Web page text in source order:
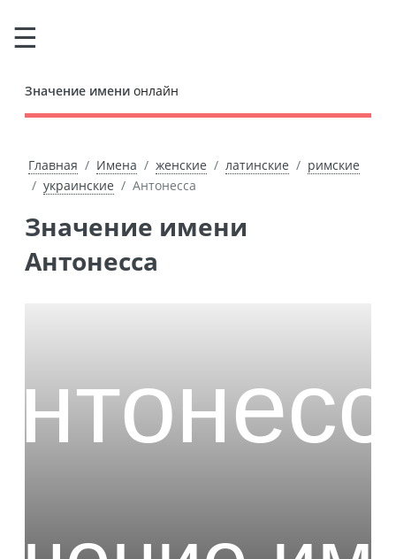
Значение имени онлайн
Главная Имена женские латинские
римские
украинские
Антонесса
Значение имени
Антонесса